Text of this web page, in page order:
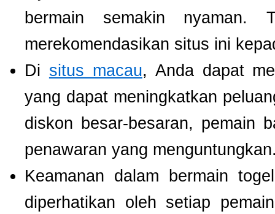
bermain semakin
merekomendasikan situs ini
Di situs macau, Anda dapat
yang dapat meningkatkan
diskon besar-besaran, pemain
penawaran yang
Keamanan dalam bermain
diperhatikan oleh setiap